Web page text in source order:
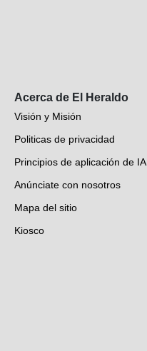
Acerca de El Heraldo
Visión y Misión
Politicas de privacidad
Principios de aplicación de IA
Anúnciate con nosotros
Mapa del sitio
Kiosco